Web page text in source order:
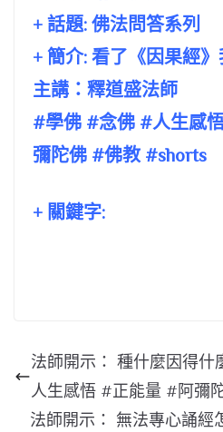
+ 話題: 佛法問答系列
+ 簡介: 看了《因果經
主講：釋道盛法師
#學佛 #念佛 #人生感
彌陀佛 #佛教 #shorts
+ 關鍵字:
法師開示： 種什麼因得
人生感悟 #正能量 #阿彌
法師開示： 無法專心誦經